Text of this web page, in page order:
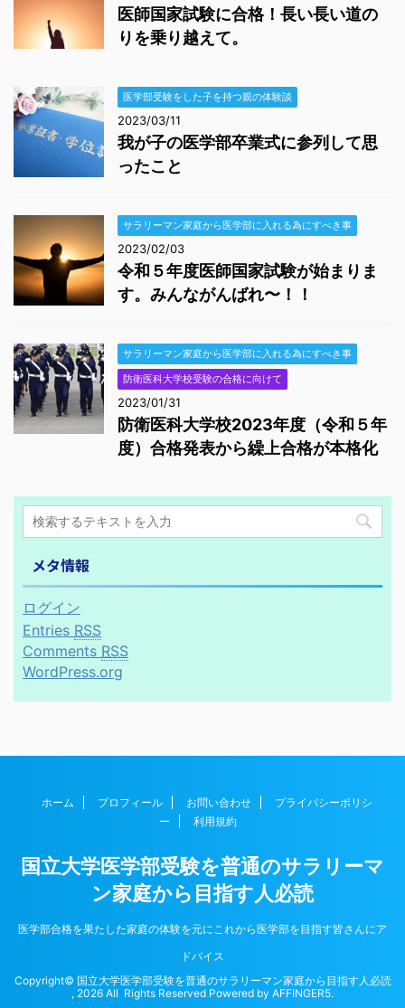
医師国家試験に合格！長い長い道の
りを乗り越えて。
医学部受験をした子を持つ親の体験談
2023/03/11
我が子の医学部卒業式に参列して思
ったこと
サラリーマン家庭から医学部に入れる為にすべき事
2023/02/03
令和５年度医師国家試験が始まりま
す。みんながんばれ〜！！
サラリーマン家庭から医学部に入れる為にすべき事
防衛医科大学校受験の合格に向けて
2023/01/31
防衛医科大学校2023年度（令和５年
度）合格発表から繰上合格が本格化
メタ情報
ログイン
Entries RSS
Comments RSS
WordPress.org
ホーム プロフィール お問い合わせ
プライバシーポリシ
ー
利用規約
国立大学医学部受験を普通のサラリーマ
ン家庭から目指す人必読
医学部合格を果たした家庭の体験を元にこれから医学部を目指す皆さんにア
ドバイス
Copyright© 国立大学医学部受験を普通のサラリーマン家庭から目指す人必読
, 2026 All Rights Reserved Powered by AFFINGER5.